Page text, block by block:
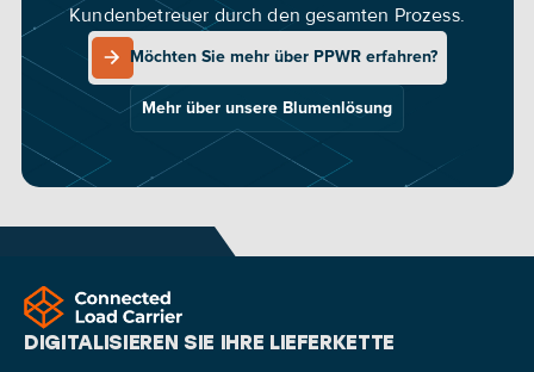
Kundenbetreuer durch den gesamten Prozess.
Möchten Sie mehr über PPWR erfahren?
Möchten Sie mehr über PPWR erfahren?
Mehr über unsere Blumenlösung
Mehr über unsere Blumenlösung
DIGITALISIEREN SIE IHRE LIEFERKETTE